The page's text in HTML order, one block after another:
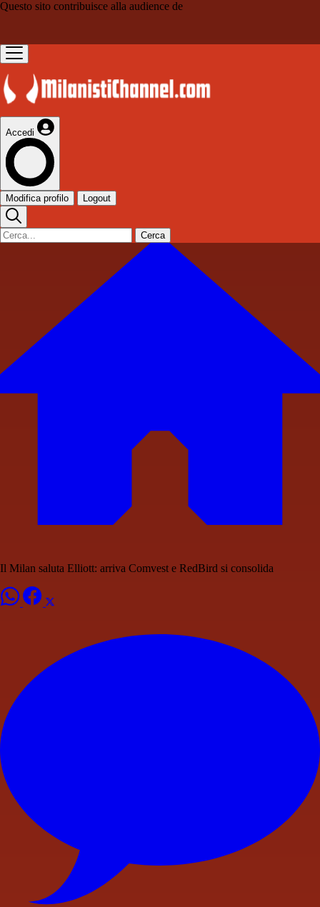
Questo sito contribuisce alla audience de
Accedi
Modifica profilo Logout
Cerca
Il Milan saluta Elliott: arriva Comvest e RedBird si consolida